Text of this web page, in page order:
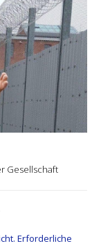
Gesellschaft
Erforderliche